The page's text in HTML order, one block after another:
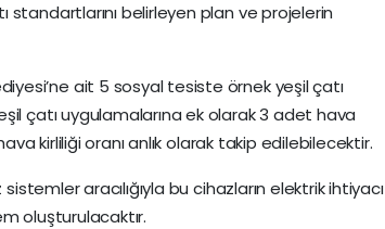
standartlarını belirleyen plan ve projelerin
ait 5 sosyal tesiste örnek yeşil çatı
çatı uygulamalarına ek olarak 3 adet hava
kirliliği oranı anlık olarak takip edilebilecektir.
aracılığıyla bu cihazların elektrik ihtiyacı
oluşturulacaktır.